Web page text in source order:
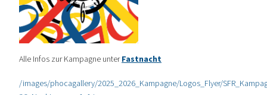
Alle Infos zur Kampagne unterFastnacht
/images/phocagallery/2025_2026_Kampagne/Logos_Flyer/